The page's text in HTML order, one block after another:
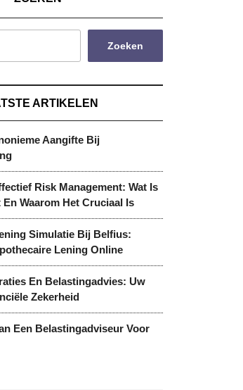
Zoeken
ARTIKELEN
Aangifte Bij
Risk Management: Wat Is
Waarom Het Cruciaal Is
Simulatie Bij Belfius:
Lening Online
En Belastingadvies: Uw
Zekerheid
Een Belastingadviseur Voor